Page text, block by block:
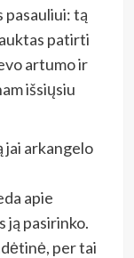
pasauliui: tą
patirti
artumo ir
išsiųsiu
jai arkangelo
apie
ją pasirinko.
per tai